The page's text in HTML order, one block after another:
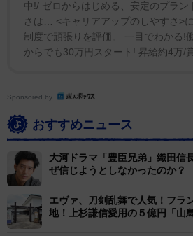
今年のGWや夏休みの旅行で、秀
近江攻め、中国攻め、紀州攻めと
のもいいかもしれない。「御城印
31日までの期間限定で実施される。
この期間限定御城印の頒布所は、
ュニティハウス(同 長浜市)、和歌
茶屋(和歌山県和歌山市)、姫路城が
庫県姫路市)、竹田城が観光案内所
県朝来市)、郡山城が啓林堂書店郡
中!/ ゼロからはじめる、安定のプラン
さは… <キャリアアップのしやすさ>
制度で頑張りを評価。 一目でわかる!
からでも30万円スタート! 昇給約4万/
Sponsored by
おすすめニュース
大河ドラマ「豊臣兄弟」織田信
ぜ信じようとしなかったのか
エヴァ、刀剣乱舞で人気！フラ
地！上杉謙信愛用の５億円「山